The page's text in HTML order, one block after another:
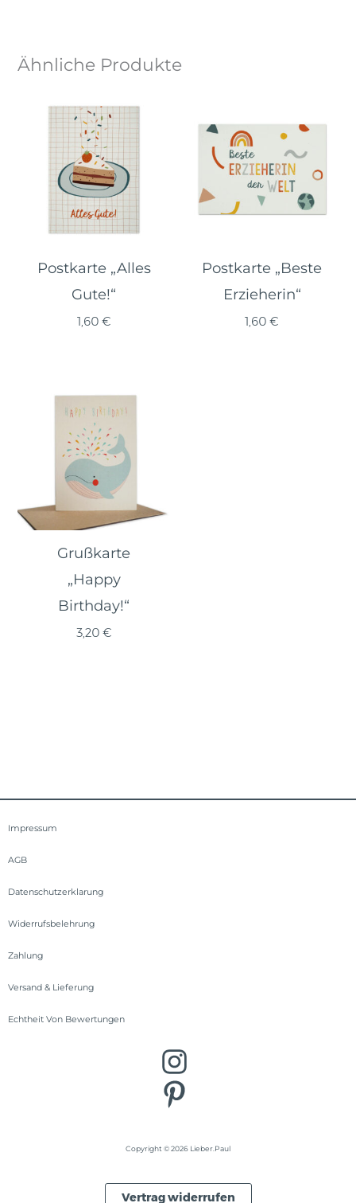
Ähnliche Produkte
Postkarte „Alles
Gute!“
1,60 €
Postkarte „Beste
Erzieherin“
1,60€
Grußkarte
„Happy
Birthday!“
3,20 €
Impressum
AGB
Datenschutzerklarung
Widerrufsbelehrung
Zahlung
Versand & Lieferung
Echtheit Von Bewertungen
Copyright © 2026 Lieber.Paul
Vertrag widerrufen